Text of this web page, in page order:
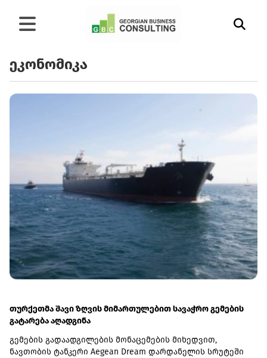
ეკონომიკა
თურქეთმა შავი ზღვის მიმართულებით სავაჭრო გემების
გატარება აღადგინა
გემების გადაადგილების მონაცემების მიხედვით,
ნავთობის ტანკერი Aegean Dream დარდანელის სრუტეში